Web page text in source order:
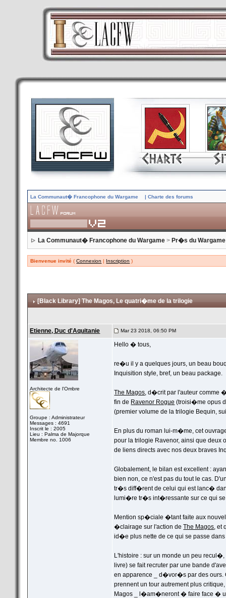
La Communaut� Francophone du Wargame | Charte des forums
La Communaut� Francophone du Wargame > Pr�s du
Bienvenue invité (Connexion | Inscription )
[Black Library] The Magos, Le quatri�me de la trilogie
Etienne, Duc d'Aquitanie Mar 23 2018, 06:50 PM
Architecte de l'Ombre
Groupe : Administrateur
Messages : 4691
Inscrit le : 2005
Lieu : Palma de Majorque
Membre no. 1006
Hello � tous,
re�u il y a quelques jours, un beau
Inquisition style, bref, un beau package.
The Magos, d�crit par l'auteur comme
fin de Ravenor Rogue (troisi�me opus
(premier volume de la trilogie Bequin,
En plus du roman lui-m�me, cet
pour la trilogie Ravenor, ainsi que deux
de liens directs avec nos deux braves
Globalement, le bilan est excellent :
bien non, ce n'est pas du tout le cas.
tr�s diff�rent de celui qui est lanc�
lumi�re tr�s int�ressante sur ce qui
Mention sp�ciale �tant faite aux
�clairage sur l'action deThe Magos, et
id�e plus nette de ce qui se passe
L'histoire : sur un monde un peu
livre) se fait recruter par une bande
en apparence _ d�vor�s par des
prennent un tour autrement plus
Magos _ l�am�neront � faire face �